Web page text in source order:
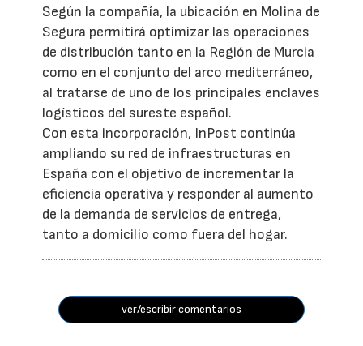
Según la compañía, la ubicación en Molina de
Segura permitirá optimizar las operaciones
de distribución tanto en la Región de Murcia
como en el conjunto del arco mediterráneo,
al tratarse de uno de los principales enclaves
logísticos del sureste español.
Con esta incorporación, InPost continúa
ampliando su red de infraestructuras en
España con el objetivo de incrementar la
eficiencia operativa y responder al aumento
de la demanda de servicios de entrega,
tanto a domicilio como fuera del hogar.
ver/escribir comentarios